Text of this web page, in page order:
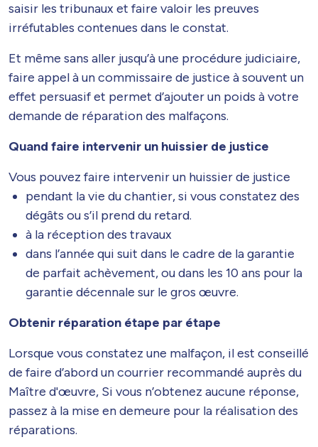
saisir les tribunaux et faire valoir les preuves
irréfutables contenues dans le constat.
Et même sans aller jusqu’à une procédure judiciaire,
faire appel à un commissaire de justice à souvent un
effet persuasif et permet d’ajouter un poids à votre
demande de réparation des malfaçons.
Quand faire intervenir un huissier de justice
Vous pouvez faire intervenir un huissier de justice
pendant la vie du chantier, si vous constatez des
dégâts ou s’il prend du retard.
à la réception des travaux
dans l’année qui suit dans le cadre de la garantie
de parfait achèvement, ou dans les 10 ans pour la
garantie décennale sur le gros œuvre.
Obtenir réparation étape par étape
Lorsque vous constatez une malfaçon, il est conseillé
de faire d’abord un courrier recommandé auprès du
Maître d'œuvre, Si vous n’obtenez aucune réponse,
passez à la mise en demeure pour la réalisation des
réparations.